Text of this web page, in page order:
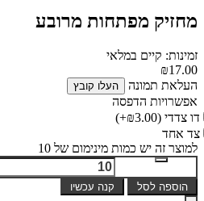
מחזיק מפתחות מרובע
זמינות: קיים במלאי
₪17.00
העלאת תמונה
העלו קובץ
אפשרויות הדפסה
דו צדדי (₪3.00+)
צד אחד
למוצר זה יש כמות מינימום של 10
הוספה לסל קנה עכשיו